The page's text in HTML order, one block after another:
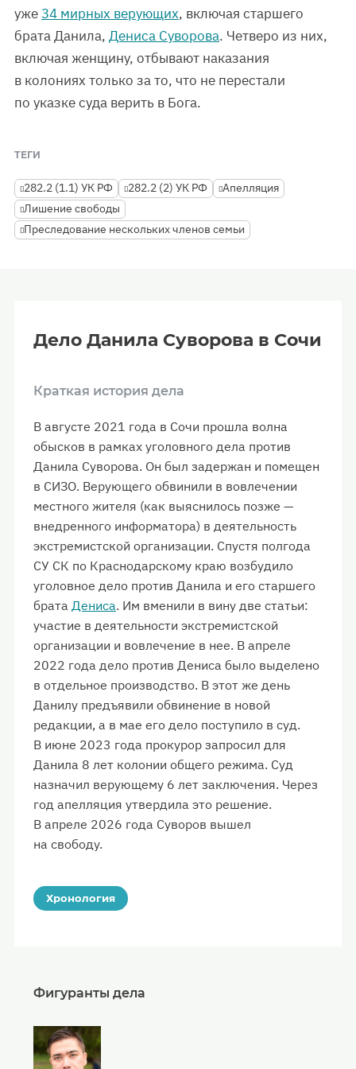
уже 34 мирных верующих, включая старшего
брата Данила, Дениса Суворова. Четверо из них,
включая женщину, отбывают наказания
в колониях только за то, что не перестали
по указке суда верить в Бога.
ТЕГИ
282.2 (1.1) УК РФ 282.2 (2) УК РФ
Апелляция
Лишение свободы
Преследование нескольких членов семьи
Дело Данила Суворова в Сочи
Краткая история дела
В августе 2021 года в Сочи прошла волна
обысков в рамках уголовного дела против
Данила Суворова. Он был задержан и помещен
в СИЗО. Верующего обвинили в вовлечении
местного жителя (как выяснилось позже —
внедренного информатора) в деятельность
экстремистской организации. Спустя полгода
СУ СК по Краснодарскому краю возбудило
уголовное дело против Данила и его старшего
брата Дениса. Им вменили в вину две статьи:
участие в деятельности экстремистской
организации и вовлечение в нее. В апреле
2022 года дело против Дениса было выделено
в отдельное производство. В этот же день
Данилу предъявили обвинение в новой
редакции, а в мае его дело поступило в суд.
В июне 2023 года прокурор запросил для
Данила 8 лет колонии общего режима. Суд
назначил верующему 6 лет заключения. Через
год апелляция утвердила это решение.
В апреле 2026 года Суворов вышел
на свободу.
Хронология
Фигуранты дела